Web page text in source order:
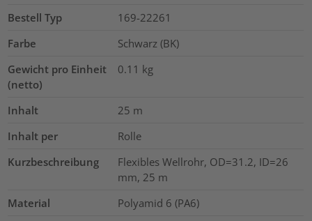
Bestell Typ
169-22261
Farbe
Schwarz (BK)
Gewicht pro Einheit
(netto)
0.11 kg
Inhalt 25 m
Inhalt per
Rolle
Kurzbeschreibung
Flexibles Wellrohr, OD=31.2, ID=26
mm, 25 m
Material
Polyamid 6 (PA6)